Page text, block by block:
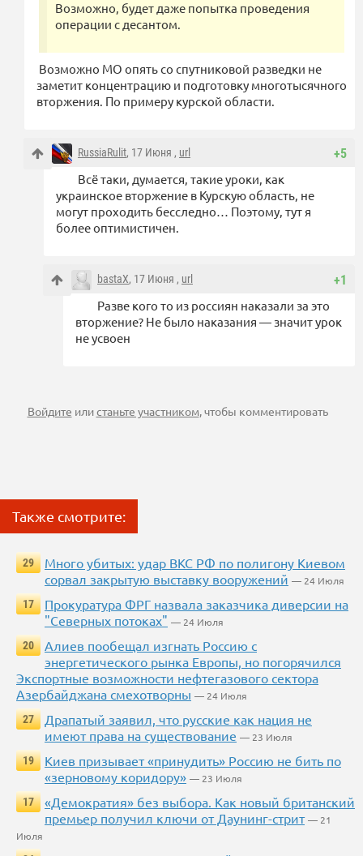
Возможно, будет даже попытка проведения
операции с десантом.
Возможно МО опять со спутниковой разведки не
заметит концентрацию и подготовку многотысячного
вторжения. По примеру курской области.
+5
RussiaRulit, 17 Июня , url
Всё таки, думается, такие уроки, как
украинское вторжение в Курскую область, не
могут проходить бесследно… Поэтому, тут я
более оптимистичен.
+1
bastaX, 17 Июня , url
Разве кого то из россиян наказали за это
вторжение? Не было наказания — значит урок
не усвоен
Войдите илистаньте участником, чтобы комментировать
Также смотрите:
29
Много убитых: удар ВКС РФ по полигону Киевом
сорвал закрытую выставку вооружений — 24 Июля
17
Прокуратура ФРГ назвала заказчика диверсии на
"Северных потоках" — 24 Июля
20
Алиев пообещал изгнать Россию с
энергетического рынка Европы, но погорячился
Экспортные возможности нефтегазового сектора
Азербайджана смехотворны — 24 Июля
27
Драпатый заявил, что русские как нация не
имеют права на существование — 23 Июля
19
Киев призывает «принудить» Россию не бить по
«зерновому коридору» — 23 Июля
17
«Демократия» без выбора. Как новый британский
премьер получил ключи от Даунинг-стрит — 21
Июля